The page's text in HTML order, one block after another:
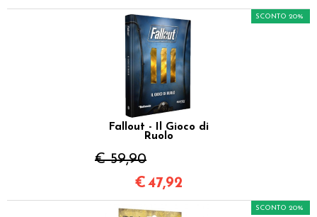
Fallout - Il Gioco di
Ruolo
€ 59,90
SCONTO 20%
€47,92
SCONTO 20%